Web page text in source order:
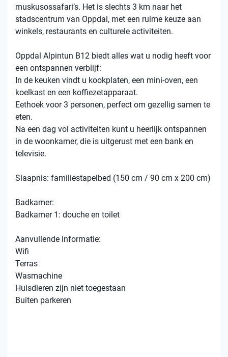
muskusossafari’s. Het is slechts 3 km naar het
stadscentrum van Oppdal, met een ruime keuze aan
winkels, restaurants en culturele activiteiten.
Oppdal Alpintun B12 biedt alles wat u nodig heeft voor
een ontspannen verblijf:
In de keuken vindt u kookplaten, een mini-oven, een
koelkast en een koffiezetapparaat.
Eethoek voor 3 personen, perfect om gezellig samen te
eten.
Na een dag vol activiteiten kunt u heerlijk ontspannen
in de woonkamer, die is uitgerust met een bank en
televisie.
Slaapnis: familiestapelbed (150 cm / 90 cm x 200 cm)
Badkamer:
Badkamer 1: douche en toilet
Aanvullende informatie:
Wifi
Terras
Wasmachine
Huisdieren zijn niet toegestaan
Buiten parkeren